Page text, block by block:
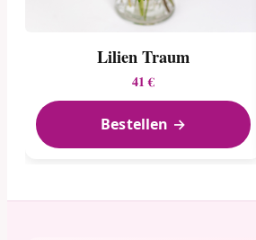
Lilien Traum
41 €
Bestellen →